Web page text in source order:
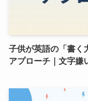
子供が英語の「書く
アプローチ｜文字嫌